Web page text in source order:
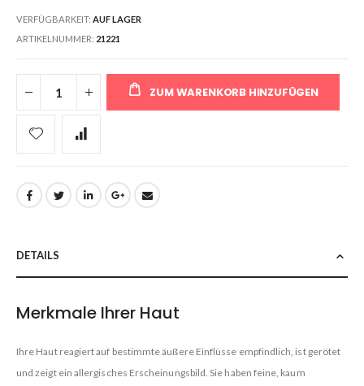
VERFÜGBARKEIT: AUF LAGER
ARTIKELNUMMER 21221
ZUM WARENKORB HINZUFÜGEN
DETAILS
Merkmale Ihrer Haut
Ihre Haut reagiert auf bestimmte äußere Einflüsse empfindlich, ist gerötet
und zeigt ein allergisches Erscheinungsbild. Sie haben feine, kaum